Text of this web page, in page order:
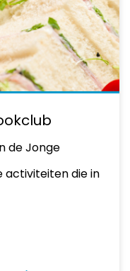
de Jonge
activiteiten die in